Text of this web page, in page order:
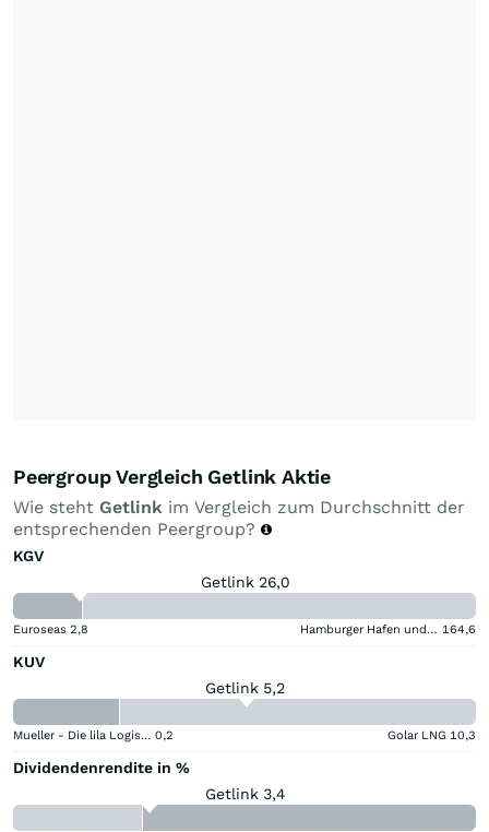
Peergroup Vergleich Getlink Aktie
Wie steht Getlink im Vergleich zum Durchschnitt der
entsprechenden Peergroup?
KGV
Getlink 26,0
Euroseas 2,8 Hamburger Hafen und Logistik 164,6
KUV
Getlink 5,2
Mueller - Die lila Logistik 0,2 Golar LNG 10,3
Dividendenrendite in %
Getlink 3,4